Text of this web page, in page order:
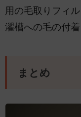
用の毛取りフィ
濯槽への毛の付
まとめ